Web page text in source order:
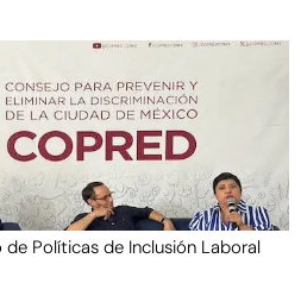
Políticas de Inclusión Laboral